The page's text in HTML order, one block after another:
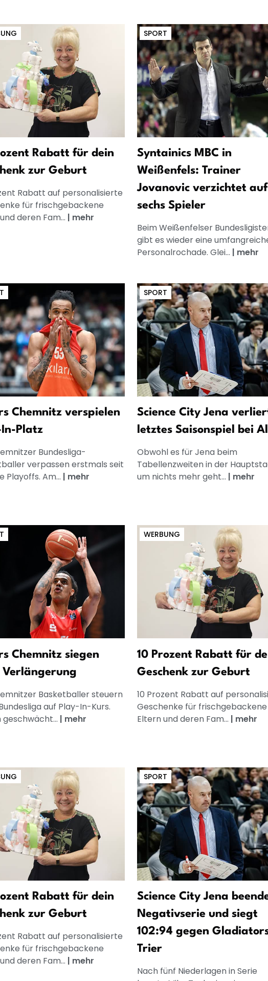
Rabatt für dein
zur Geburt
Rabatt auf personalisierte
für frischgebackene
deren Fam... | mehr
SPORT
Syntainics MBC in
Weißenfels: Trainer
Jovanovic verzichtet auf
sechs Spieler
Beim Weißenfelser
gibt es wieder eine
Personalrochade. Glei... | mehr
Chemnitz verspielen
In-Platz
Bundesliga-
verpassen erstmals seit
Playoffs. Am... | mehr
SPORT
Science City Jena
letztes Saisonspiel bei
Obwohl es für Jena beim
Tabellenzweiten in der
um nichts mehr geht... | mehr
Chemnitz siegen
Verlängerung
Basketballer steuern
auf Play-In-Kurs.
geschwächt... | mehr
WERBUNG
10 Prozent Rabatt für
Geschenk zur Geburt
10 Prozent Rabatt auf
Geschenke für frischgebackene
Eltern und deren Fam... | mehr
Rabatt für dein
zur Geburt
Rabatt auf personalisierte
für frischgebackene
deren Fam... | mehr
SPORT
Science City Jena
Negativserie und siegt
102:94 gegen
Trier
Nach fünf Niederlagen in Serie